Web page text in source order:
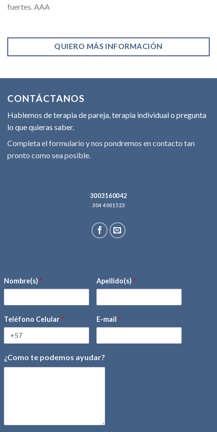
fuertes. AAA
QUIERO MÁS INFORMACIÓN
CONTÁCTANOS
Hablemos de terapia de pareja, terapia individual o pregunta
lo que quieras saber.
Completa el formulario y nos pondremos en contacto tan
pronto como sea posible.
3003160042
304 4001523
Nombre(s) * Apellido(s) *
Teléfono Celular* E-mail *
¿Como te podemos ayudar?